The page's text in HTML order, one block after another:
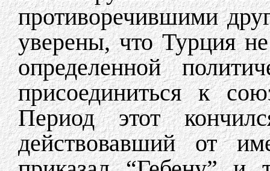
противоречившими
уверены, что Турция
определенной
присоединиться к
Период этот
действовавший от